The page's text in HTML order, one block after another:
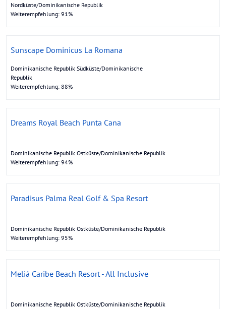
Nordküste/Dominikanische Republik
Weiterempfehlung: 91%
Sunscape Dominicus La Romana
Dominikanische Republik Südküste/Dominikanische
Republik
Weiterempfehlung: 88%
Dreams Royal Beach Punta Cana
Dominikanische Republik Ostküste/Dominikanische Republik
Weiterempfehlung: 94%
Paradisus Palma Real Golf & Spa Resort
Dominikanische Republik Ostküste/Dominikanische Republik
Weiterempfehlung: 95%
Meliá Caribe Beach Resort - All Inclusive
Dominikanische Republik Ostküste/Dominikanische Republik